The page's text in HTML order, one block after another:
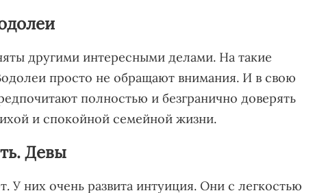
другими интересными делами. На такие
просто не обращают внимания. И в свою
полностью и безгранично доверять
и спокойной семейной жизни.
Девы
них очень развита интуиция. Они с легкостью